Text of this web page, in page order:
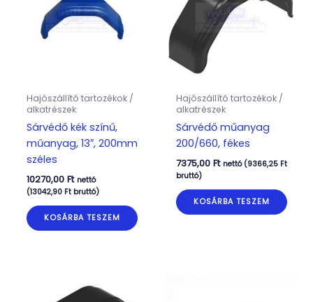
Hajószállító tartozékok /
alkatrészek
Sárvédő kék színű,
műanyag, 13″, 200mm
széles
10270,00 Ft nettó
(13042,90 Ftbruttó)
KOSÁRBA TESZEM
Hajószállító tartozékok /
alkatrészek
Sárvédő műanyag
200/660, fékes
7375,00 Ft nettó (9366,25 Ft
bruttó)
KOSÁRBA TESZEM